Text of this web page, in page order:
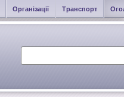
Організації Транспорт